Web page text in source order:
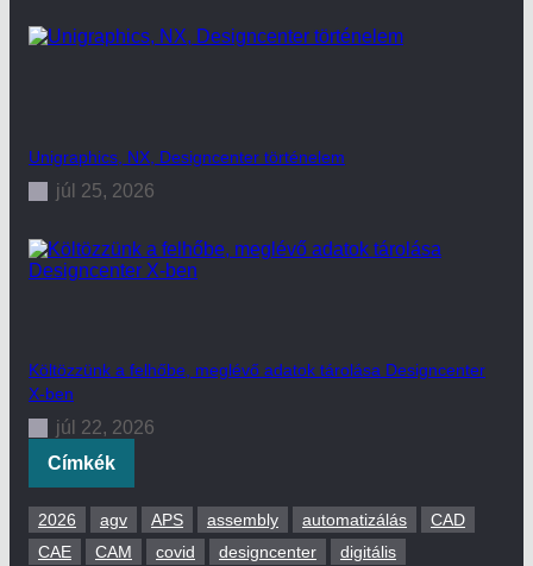
Unigraphics, NX, Designcenter történelem
júl 25, 2026
Költözzünk a felhőbe, meglévő adatok tárolása Designcenter
X-ben
júl 22, 2026
Címkék
2026 agv APS assembly automatizálás
CAD
CAE
CAM covid designcenter
digitális